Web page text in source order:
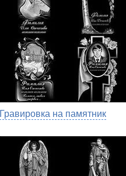
Гравировка на памятник